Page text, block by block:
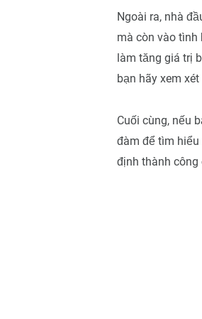
Ngoài ra, nhà
mà còn vào
làm tăng giá trị
bạn hãy xem
Cuối cùng, nếu
đàm để tìm hiểu
định thành